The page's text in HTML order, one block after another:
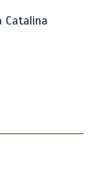
Catalina